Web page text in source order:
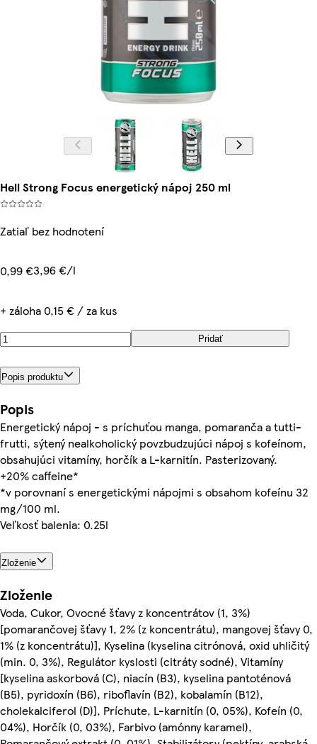
Hell Strong Focus energetický nápoj 250 ml
Zatiaľ bez hodnotení
0,99 €3,96 €/l
+ záloha 0,15 € / za kus
Pridať
Popis produktu
Popis
Energetický nápoj - s príchuťou manga, pomaranča a tutti-
frutti, sýtený nealkoholický povzbudzujúci nápoj s kofeínom,
obsahujúci vitamíny, horčík a L-karnitín. Pasterizovaný.
+20% caffeine*
*v porovnaní s energetickými nápojmi s obsahom kofeínu 32
mg/100 ml.
Veľkosť balenia: 0.25l
Zloženie
Zloženie
Voda, Cukor, Ovocné šťavy z koncentrátov (1, 3%)
[pomarančovej šťavy 1, 2% (z koncentrátu), mangovej šťavy 0,
1% (z koncentrátu)], Kyselina (kyselina citrónová, oxid uhličitý
(min. 0, 3%), Regulátor kyslosti (citráty sodné), Vitamíny
[kyselina askorbová (C), niacín (B3), kyselina pantoténová
(B5), pyridoxín (B6), riboflavín (B2), kobalamín (B12),
cholekalciferol (D)], Príchute, L-karnitín (0, 05%), Kofeín (0,
04%), Horčík (0, 03%), Farbivo (amónny karamel),